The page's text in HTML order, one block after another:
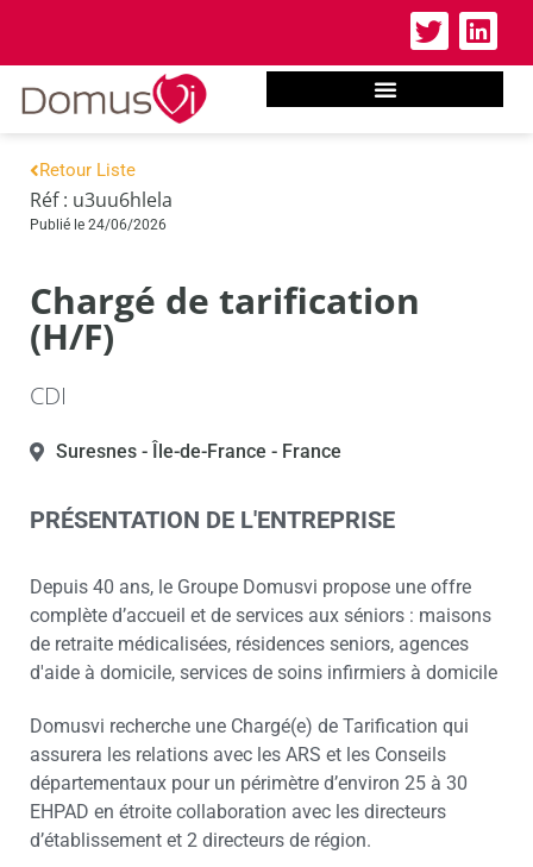
Retour Liste
Réf : u3uu6hlela
Publié le 24/06/2026
Chargé de tarification
(H/F)
CDI
Suresnes - Île-de-France - France
PRÉSENTATION DE L'ENTREPRISE
Depuis 40 ans, le Groupe Domusvi propose une offre
complète d’accueil et de services aux séniors : maisons
de retraite médicalisées, résidences seniors, agences
d'aide à domicile, services de soins infirmiers à domicile
Domusvi recherche une Chargé(e) de Tarification qui
assurera les relations avec les ARS et les Conseils
départementaux pour un périmètre d’environ 25 à 30
EHPAD en étroite collaboration avec les directeurs
d’établissement et 2 directeurs de région.